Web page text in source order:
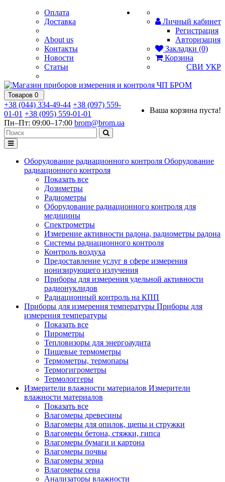
Оплата
Доставка
About us
Контакты
Новости
Статьи
Личный кабинет
Регистрация
Авторизация
Закладки (0)
Корзина
СВИ УКР
Товаров 0
Ваша корзина пуста!
+38 (044) 334-49-44 +38 (097) 559-
01-01 +38 (095) 559-01-01
Пн–Пт: 09:00–17:00 brom@brom.ua
Оборудование радиационного контроля Оборудование
радиационного контроля
Показать все
Дозиметры
Радиометры
Оборудование радиационного контроля для
медицины
Спектрометры
Измерение активности радона, радиометры радона
Системы радиационного контроля
Контроль воздуха
Предоставление услуг в сфере измерения
ионизирующего излучения
Приборы для измерения удельной активности
радионуклидов
Радиационный контроль на КПП
Приборы для измерения температуры Приборы для
измерения температуры
Показать все
Пирометры
Тепловизоры для энергоаудита
Пищевые термометры
Термометры, термопары
Термогигрометры
Термологгеры
Измерители влажности материалов Измерители
влажности материалов
Показать все
Влагомеры древесины
Влагомеры для опилок, щепы и стружки
Влагомеры бетона, стяжки, гипса
Влагомеры бумаги и картона
Влагомеры почвы
Влагомеры зерна
Влагомеры сена
Анализаторы влажности